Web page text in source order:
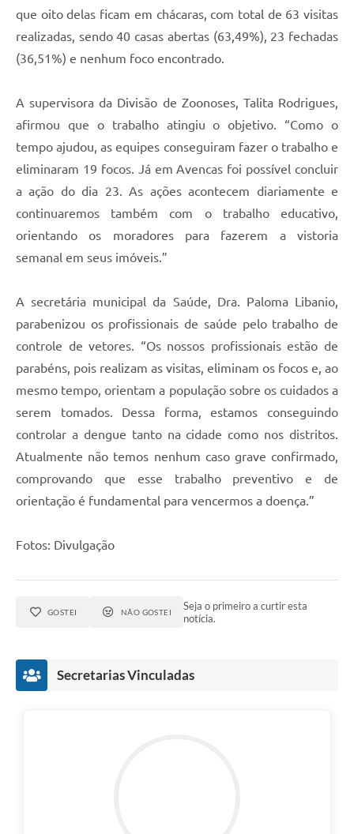
que oito delas ficam em chácaras, com total de 63 visitas
realizadas, sendo 40 casas abertas (63,49%), 23 fechadas
(36,51%) e nenhum foco encontrado.
A supervisora da Divisão de Zoonoses, Talita Rodrigues,
afirmou que o trabalho atingiu o objetivo. “Como o
tempo ajudou, as equipes conseguiram fazer o trabalho e
eliminaram 19 focos. Já em Avencas foi possível concluir
a ação do dia 23. As ações acontecem diariamente e
continuaremos também com o trabalho educativo,
orientando os moradores para fazerem a vistoria
semanal em seus imóveis.”
A secretária municipal da Saúde, Dra. Paloma Libanio,
parabenizou os profissionais de saúde pelo trabalho de
controle de vetores. “Os nossos profissionais estão de
parabéns, pois realizam as visitas, eliminam os focos e, ao
mesmo tempo, orientam a população sobre os cuidados a
serem tomados. Dessa forma, estamos conseguindo
controlar a dengue tanto na cidade como nos distritos.
Atualmente não temos nenhum caso grave confirmado,
comprovando que esse trabalho preventivo e de
orientação é fundamental para vencermos a doença.”
Fotos: Divulgação
GOSTEI NÃO GOSTEI
Seja o primeiro a curtir esta
notícia.
Secretarias Vinculadas